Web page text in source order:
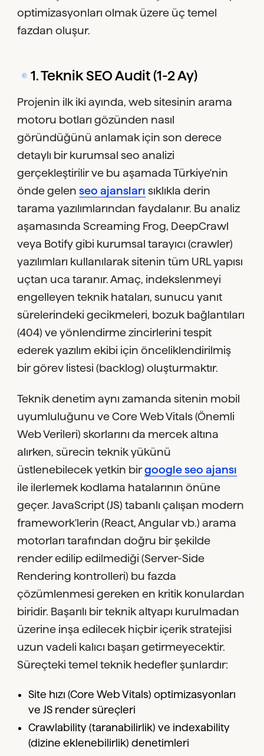
optimizasyonları olmak üzere üç temel
fazdan oluşur.
1. Teknik SEO Audit (1-2 Ay)
Projenin ilk iki ayında, web sitesinin arama
motoru botları gözünden nasıl
göründüğünü anlamak için son derece
detaylı bir kurumsal seo analizi
gerçekleştirilir ve bu aşamada Türkiye'nin
önde gelenseo ajansları sıklıkla derin
tarama yazılımlarından faydalanır. Bu analiz
aşamasında Screaming Frog, DeepCrawl
veya Botify gibi kurumsal tarayıcı (crawler)
yazılımları kullanılarak sitenin tüm URL yapısı
uçtan uca taranır. Amaç, indekslenmeyi
engelleyen teknik hataları, sunucu yanıt
sürelerindeki gecikmeleri, bozuk bağlantıları
(404) ve yönlendirme zincirlerini tespit
ederek yazılım ekibi için önceliklendirilmiş
bir görev listesi (backlog) oluşturmaktır.
Teknik denetim aynı zamanda sitenin mobil
uyumluluğunu ve Core Web Vitals (Önemli
Web Verileri) skorlarını da mercek altına
alırken, sürecin teknik yükünü
üstlenebilecek yetkin birgoogle seo ajansı
ile ilerlemek kodlama hatalarının önüne
geçer. JavaScript (JS) tabanlı çalışan modern
framework'lerin (React, Angular vb.) arama
motorları tarafından doğru bir şekilde
render edilip edilmediği (Server-Side
Rendering kontrolleri) bu fazda
çözümlenmesi gereken en kritik konulardan
biridir. Başarılı bir teknik altyapı kurulmadan
üzerine inşa edilecek hiçbir içerik stratejisi
uzun vadeli kalıcı başarı getirmeyecektir.
Süreçteki temel teknik hedefler şunlardır:
Site hızı (Core Web Vitals) optimizasyonları
ve JS render süreçleri
Crawlability (taranabilirlik) ve indexability
(dizine eklenebilirlik) denetimleri